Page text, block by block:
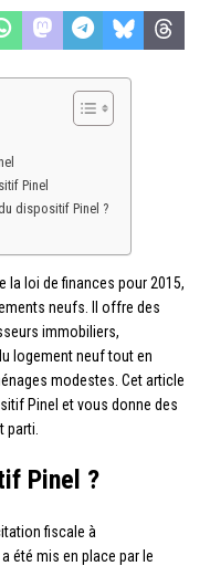
Pinel
dispositif Pinel ?
la loi de finances pour 2015,
neufs. Il offre des
immobiliers,
logement neuf tout en
modestes. Cet article
Pinel et vous donne des
parti.
Pinel ?
fiscale à
été mis en place par le